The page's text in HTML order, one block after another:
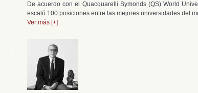
De acuerdo con el Quacquarelli Symonds (QS) World
escaló 100 posiciones entre las mejores universidades del
Ver más [+]